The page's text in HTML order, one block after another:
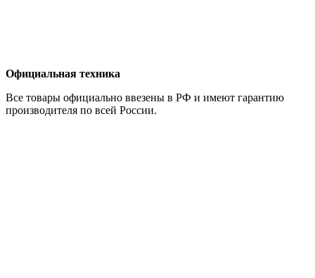
Официальная техника
Все товары официально ввезены в РФ и имеют гарантию
производителя по всей России.